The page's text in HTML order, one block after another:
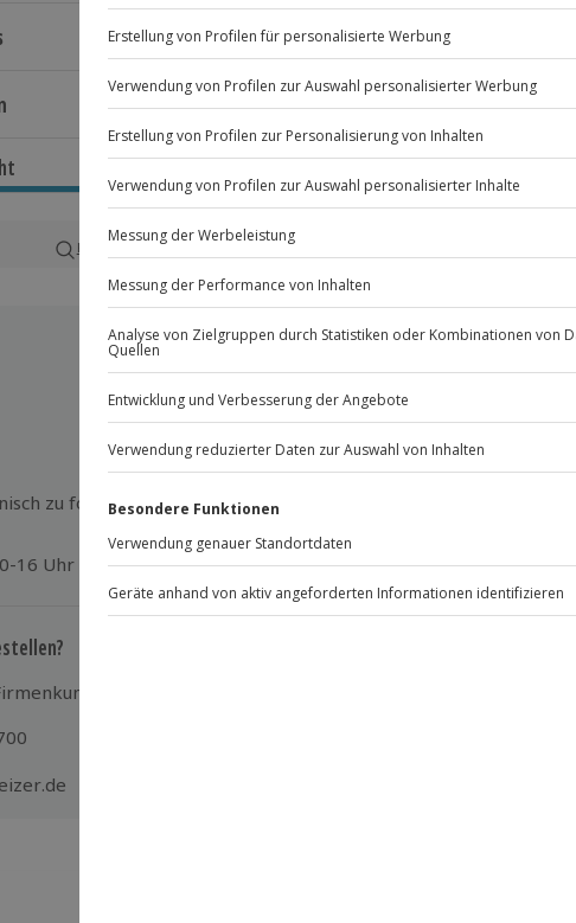
Stunden
ca. 105 Minuten
bis freitags zu bestimmten Terminen verfügbar
körperliche oder psychische Beeinträchtigungen
1 Person
Listenansicht
© OpenStreetMaps
Karte in Großansicht
Jochen SchweizerGmbH
Mühldorfstraße 8
81671 München
zu folgenden Zeiten, außer an bundesweiten
16 Uhr
Vorteile.